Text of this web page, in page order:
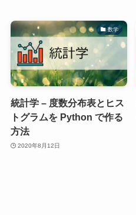
数学
統計学 – 度数分布表とヒス
トグラムを Python で作る
方法
2020年8月12日